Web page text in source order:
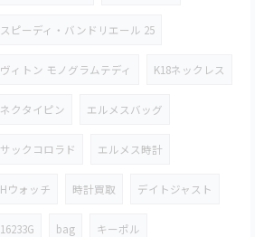
スピーディ・バンドリエール 25
ヴィトン モノグラムテディ K18ネックレス
ネクタイピン エルメスバッグ
サックコロラド エルメス時計
Hウォッチ 時計買取 デイトジャスト
16233G bag キーポル